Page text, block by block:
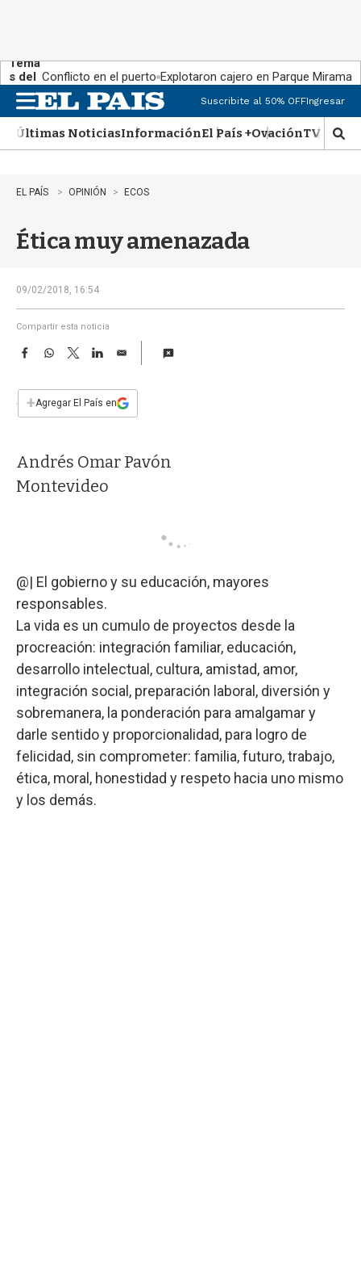
Tema
s del
día:
Conflicto en el puerto Explotaron cajero en Parque Miramar
n
u
Suscribite al 50% OFFIngresar
Últimas NoticiasInformaciónEl País +OvaciónTV Show
M
o
EL PAÍS OPINIÓN ECOS
Ética muy amenazada
09/02/2018, 16:54
Compartir esta noticia
F
e
b
k
W
s
p
T
w
t
L
n
E
i
l
+Agregar El País en
Andrés Omar Pavón
Montevideo
@| El gobierno y su educación, mayores
responsables.
La vida es un cumulo de proyectos desde la
procreación: integración familiar, educación,
desarrollo intelectual, cultura, amistad, amor,
integración social, preparación laboral, diversión y
sobremanera, la ponderación para amalgamar y
darle sentido y proporcionalidad, para logro de
felicidad, sin comprometer: familia, futuro, trabajo,
ética, moral, honestidad y respeto hacia uno mismo
y los demás.